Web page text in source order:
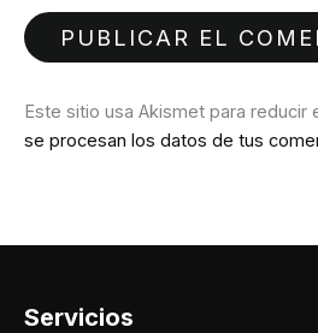
Este sitio usa Akismet para reducir
se procesan los datos de tus
Servicios